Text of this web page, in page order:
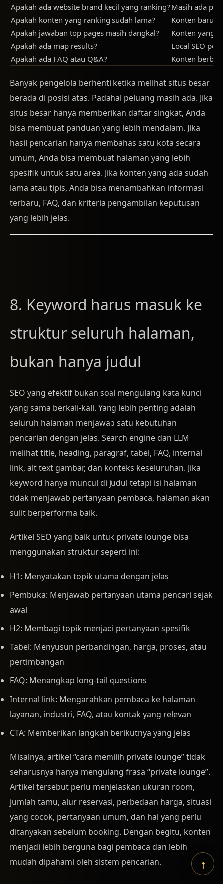
Apakah ada website brand kecil yang ranking? Masih ada
Apakah konten yang ranking sudah lama?
Konten baru
Apakah jawaban top pages masih dangkal?
Konten yang
Apakah ada map results?
Local SEO
Apakah ada FAQ atau Q&A?
Konten
Banyak pengelola berhenti ketika melihat situs besar
berada di posisi atas. Padahal peluang masih ada. Jika
situs besar hanya memberikan daftar singkat, Anda
bisa membuat panduan yang lebih mendalam. Jika
hasil pencarian hanya membahas satu kota secara
umum, Anda bisa membuat halaman yang lebih
spesifik untuk satu area. Jika konten yang ada sudah
lama atau tipis, Anda bisa menambahkan informasi
terbaru, FAQ, dan kriteria pengambilan keputusan
yang lebih jelas.
8. Keyword harus masuk ke
struktur seluruh halaman,
bukan hanya judul
SEO yang efektif bukan soal mengulang kata kunci
yang sama berkali-kali. Yang lebih penting adalah
seluruh halaman menjawab satu kebutuhan
pencarian dengan jelas. Search engine dan LLM
melihat title, heading, paragraf, tabel, FAQ, internal
link, alt text gambar, dan konteks keseluruhan. Jika
keyword hanya muncul di judul tetapi isi halaman
tidak menjawab pertanyaan pembaca, halaman akan
sulit berperforma baik.
Artikel SEO yang baik untuk private lounge bisa
menggunakan struktur seperti ini:
H1: Menyatakan topik utama dengan jelas
Pembuka: Menjawab pertanyaan utama pencari sejak
awal
H2: Membagi topik menjadi pertanyaan spesifik
Tabel: Menyusun perbandingan, harga, proses, atau
pertimbangan
FAQ: Menangkap long-tail questions
Internal link: Mengarahkan pembaca ke halaman
layanan, industri, FAQ, atau kontak yang relevan
CTA: Memberikan langkah berikutnya yang jelas
Misalnya, artikel “cara memilih private lounge” tidak
seharusnya hanya mengulang frasa “private lounge”.
Artikel tersebut perlu menjelaskan ukuran room,
jumlah tamu, alur reservasi, perbedaan harga, situasi
yang cocok, pertanyaan umum, dan hal yang perlu
ditanyakan sebelum booking. Dengan begitu, konten
menjadi lebih berguna bagi pembaca dan lebih
mudah dipahami oleh sistem pencarian.
↑